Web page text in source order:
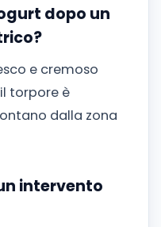
dopo un
e cremoso
torpore è
dalla zona
intervento